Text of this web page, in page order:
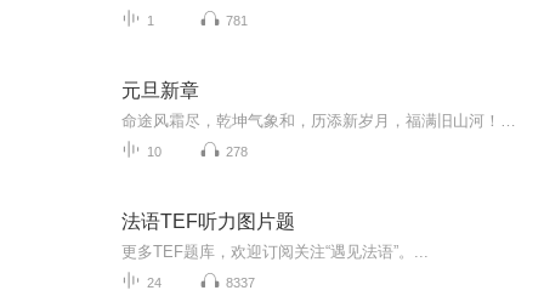
1 781
元旦新章
10 278
法语TEF听力图片题
更多TEF题库，欢迎订阅关注“遇见法语”。...
24 8337